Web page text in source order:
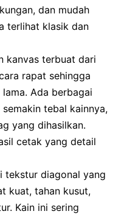
dan mudah
terlihat klasik dan
kanvas terbuat dari
rapat sehingga
Ada berbagai
tebal kainnya,
yang dihasilkan.
cetak yang detail
tekstur diagonal yang
kuat, tahan kusut,
Kain ini sering